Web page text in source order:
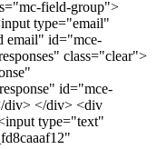
field-group">
type="email"
email" id="mce-
class="clear">
id="mce-
div> </div> <div
type="text"